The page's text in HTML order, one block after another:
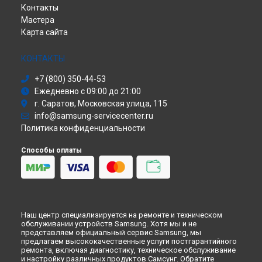
Ремонт телефона Galaxy S24 Ultra Samsung в
Ремонт телефона Galaxy S24 Ultra Samsung в
Ремонт телефона Galaxy S24 Ultra Samsung в
Ремонт телефона Galaxy S24 Ultra Samsung в
Саундбар
Сабвуфер
Холодильник
Моноблок
Атс
Смарт-часы
Варочная панель
Посудомоечная машина
Морозильная камера
Кондиционер
Духовой шкаф
Вытяжка
Контакты
Мастера
Карта сайта
КОНТАКТЫ
+7 (800) 350-44-53
Ежедневно с 09:00 до 21:00
г. Саратов, Московская улица, 115
info@samsung-servicecenter.ru
Политика конфиденциальности
Способы оплаты
Наш центр специализируется на ремонте и техническом
обслуживании устройств Samsung. Хотя мы и не
представляем официальный сервис Samsung, мы
предлагаем высококачественные услуги постгарантийного
ремонта, включая диагностику, техническое обслуживание
и настройку различных продуктов Самсунг. Обратите